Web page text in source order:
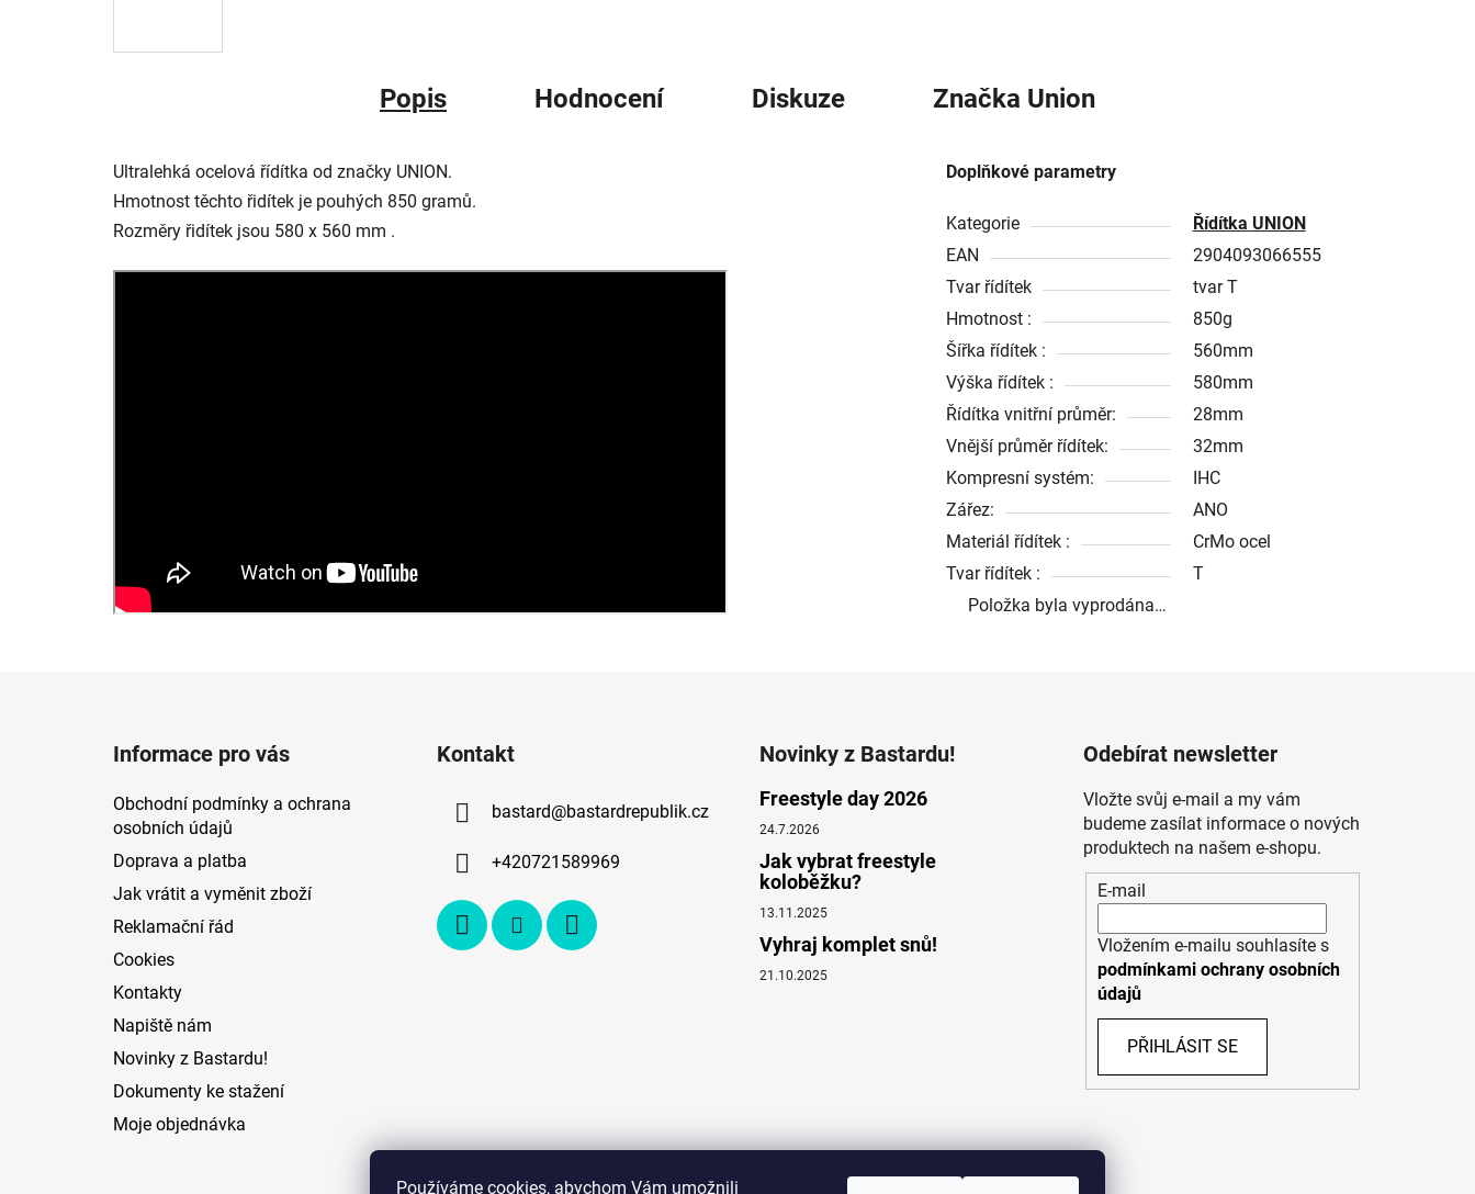
Používáme cookies, abychom Vám umožnili
Popis Hodnocení Diskuze Značka Union
Ultralehká ocelová řídítka od značky UNION.
Hmotnost těchto řidítek je pouhých 850 gramů.
Rozměry řidítek jsou 580 x 560 mm .
Doplňkové parametry
Kategorie
Řídítka UNION
EAN
2904093066555
Tvar řídítek
tvar T
Hmotnost :
850g
Šířka řídítek :
560mm
Výška řídítek :
580mm
Řídítka vnitřní průměr:
28mm
Vnější průměr řídítek:
32mm
Kompresní systém:
IHC
Zářez:
ANO
Materiál řídítek :
CrMo ocel
Tvar řídítek :
T
Položka byla vyprodána…
Informace pro vás
Obchodní podmínky a ochrana
osobních údajů
Doprava a platba
Jak vrátit a vyměnit zboží
Reklamační řád
Cookies
Kontakty
Napiště nám
Novinky z Bastardu!
Dokumenty ke stažení
Moje objednávka
Kontakt
bastard@bastardrepublik.cz
+420721589969
Novinky z Bastardu!
Freestyle day 2026
24.7.2026
Jak vybrat freestyle
koloběžku?
13.11.2025
Vyhraj komplet snů!
21.10.2025
Odebírat newsletter
Vložte svůj e-mail a my vám
budeme zasílat informace o nových
produktech na našem e-shopu.
E-mail
Vložením e-mailu souhlasíte s
podmínkami ochrany osobních
údajů
PŘIHLÁSIT SE